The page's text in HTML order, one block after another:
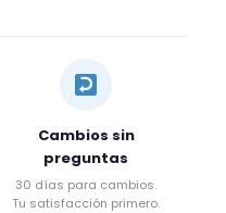
Cambios sin
preguntas
30 días para cambios.
Tu satisfacción primero.